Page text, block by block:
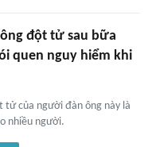
đột tử sau bữa
quen nguy hiểm khi
tử của người đàn ông này là
nhiều người.